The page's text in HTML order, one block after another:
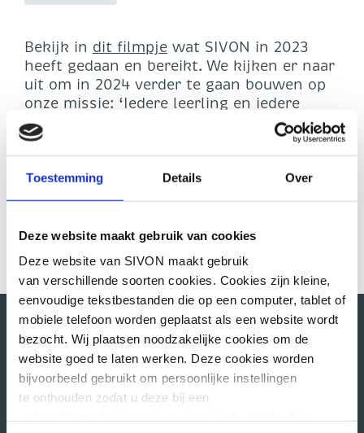
Toestemming Details Over
Deze website maakt gebruik van cookies
Deze website van SIVON maakt gebruik
van verschillende soorten cookies. Cookies zijn kleine,
eenvoudige tekstbestanden die op een computer, tablet of
mobiele telefoon worden geplaatst als een website wordt
bezocht. Wij plaatsen noodzakelijke cookies om de
website goed te laten werken. Deze cookies worden
bijvoorbeeld gebruikt om persoonlijke instellingen
te onthouden zodat u deze bij een
Bekijk in dit filmpje wat SIVON in 2023
heeft gedaan en bereikt. We kijken er naar
uit om in 2024 verder te gaan bouwen op
onze missie: ‘Iedere leerling en iedere
leraar heeft recht op het krijgen en geven
van veilig en toekomstbestendig digitaal
onderwijs; het tijdig ontvangen van de
juiste leermiddelen hoort daar uiteraard
bij’.​
Direct naar
Uitgevoerde DPIA’s